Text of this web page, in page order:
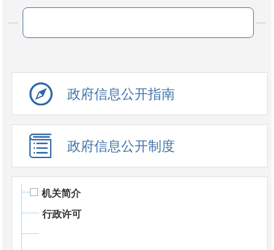
政府信息公开指南
政府信息公开制度
机关简介
行政许可